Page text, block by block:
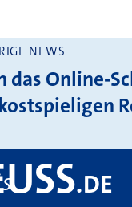
NEWS
das Online-
.DE